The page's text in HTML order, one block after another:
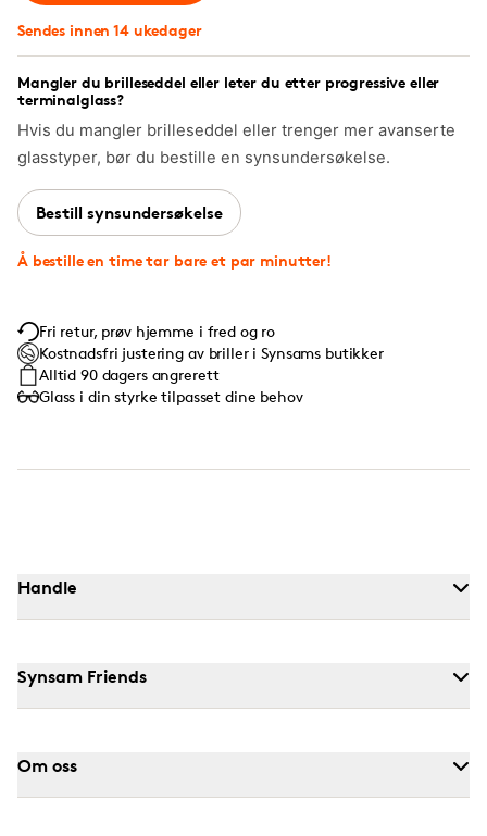
Sendes innen 14 ukedager
Mangler du brilleseddel eller leter du etter progressive eller
terminalglass?
Hvis du mangler brilleseddel eller trenger mer avanserte
glasstyper, bør du bestille en synsundersøkelse.
Bestill synsundersøkelse
Å bestille en time tar bare et par minutter!
Fri retur, prøv hjemme i fred og ro
Kostnadsfri justering av briller i Synsams butikker
Alltid 90 dagers angrerett
Glass i din styrke tilpasset dine behov
Handle
Synsam Friends
Om oss